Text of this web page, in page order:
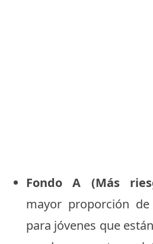
Fondo A (Más
mayor proporción
para jóvenes que